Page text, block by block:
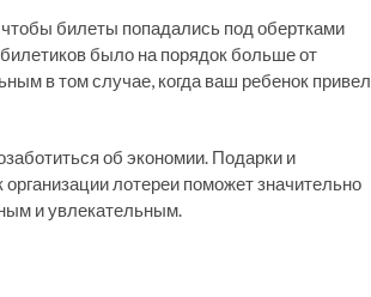
билеты попадались под обертками
было на порядок больше от
в том случае, когда ваш ребенок привел
об экономии. Подарки и
лотереи поможет значительно
и увлекательным.